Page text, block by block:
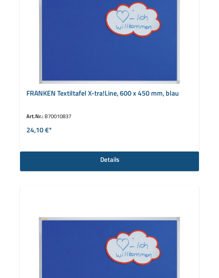
FRANKEN Textiltafel X-tra!Line, 600 x 450 mm, blau
Art.Nr.: B70010837
24,10 €*
Details